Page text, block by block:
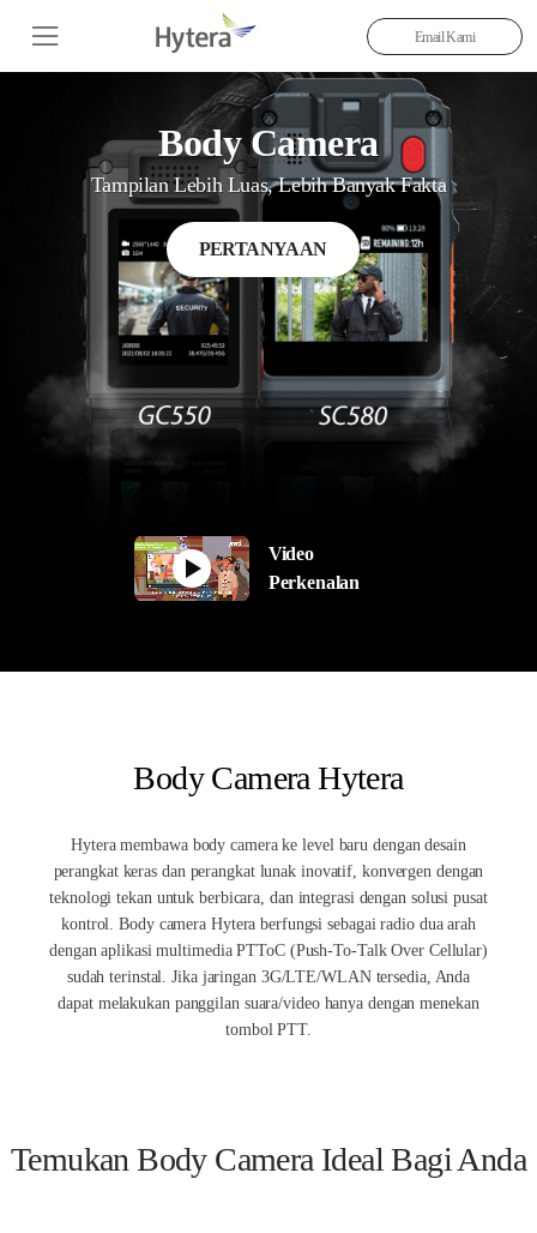
Email Kami
Body Camera
Tampilan Lebih Luas, Lebih Banyak Fakta
Video
Perkenalan
PERTANYAAN
Body Camera Hytera
Hytera membawa body camera ke level baru dengan desain
perangkat keras dan perangkat lunak inovatif, konvergen dengan
teknologi tekan untuk berbicara, dan integrasi dengan solusi pusat
kontrol. Body camera Hytera berfungsi sebagai radio dua arah
dengan aplikasi multimedia PTToC (Push-To-Talk Over Cellular)
sudah terinstal. Jika jaringan 3G/LTE/WLAN tersedia, Anda
dapat melakukan panggilan suara/video hanya dengan menekan
tombol PTT.
Temukan Body Camera Ideal Bagi Anda